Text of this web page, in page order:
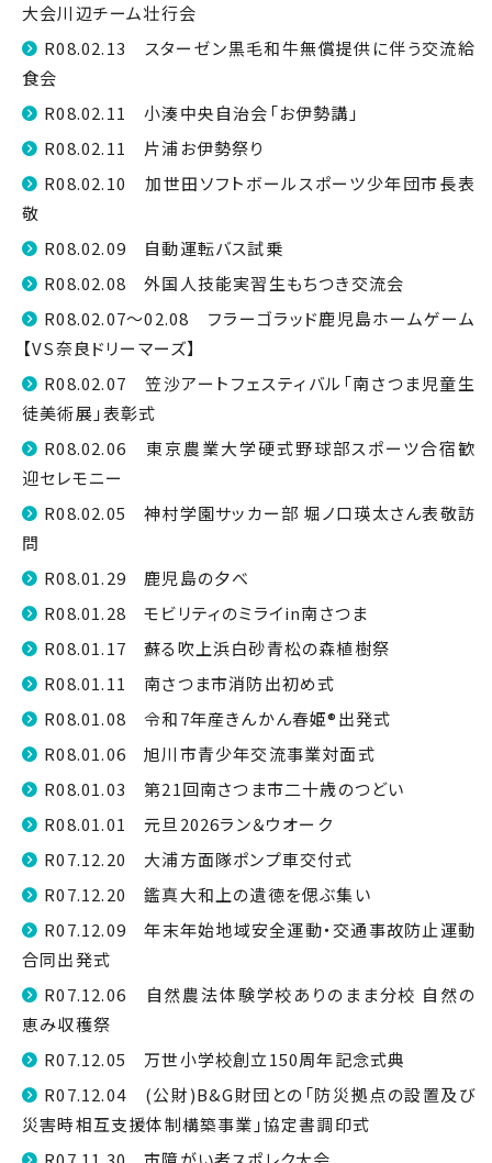
大会川辺チーム壮行会
R08.02.13 スターゼン黒毛和牛無償提供に伴う交流給
食会
R08.02.11 小湊中央自治会「お伊勢講」
R08.02.11 片浦お伊勢祭り
R08.02.10 加世田ソフトボールスポーツ少年団市長表
敬
R08.02.09 自動運転バス試乗
R08.02.08 外国人技能実習生もちつき交流会
R08.02.07～02.08 フラーゴラッド鹿児島ホームゲーム
【VS奈良ドリーマーズ】
R08.02.07 笠沙アートフェスティバル「南さつま児童生
徒美術展」表彰式
R08.02.06 東京農業大学硬式野球部スポーツ合宿歓
迎セレモニー
R08.02.05 神村学園サッカー部 堀ノ口瑛太さん表敬訪
問
R08.01.29 鹿児島の夕べ
R08.01.28 モビリティのミライin南さつま
R08.01.17 蘇る吹上浜白砂青松の森植樹祭
R08.01.11 南さつま市消防出初め式
R08.01.08 令和7年産きんかん春姫®出発式
R08.01.06 旭川市青少年交流事業対面式
R08.01.03 第21回南さつま市二十歳のつどい
R08.01.01 元旦2026ラン＆ウオーク
R07.12.20 大浦方面隊ポンプ車交付式
R07.12.20 鑑真大和上の遺徳を偲ぶ集い
R07.12.09 年末年始地域安全運動・交通事故防止運動
合同出発式
R07.12.06 自然農法体験学校ありのまま分校 自然の
恵み収穫祭
R07.12.05 万世小学校創立150周年記念式典
R07.12.04 (公財)B&G財団との「防災拠点の設置及び
災害時相互支援体制構築事業」協定書調印式